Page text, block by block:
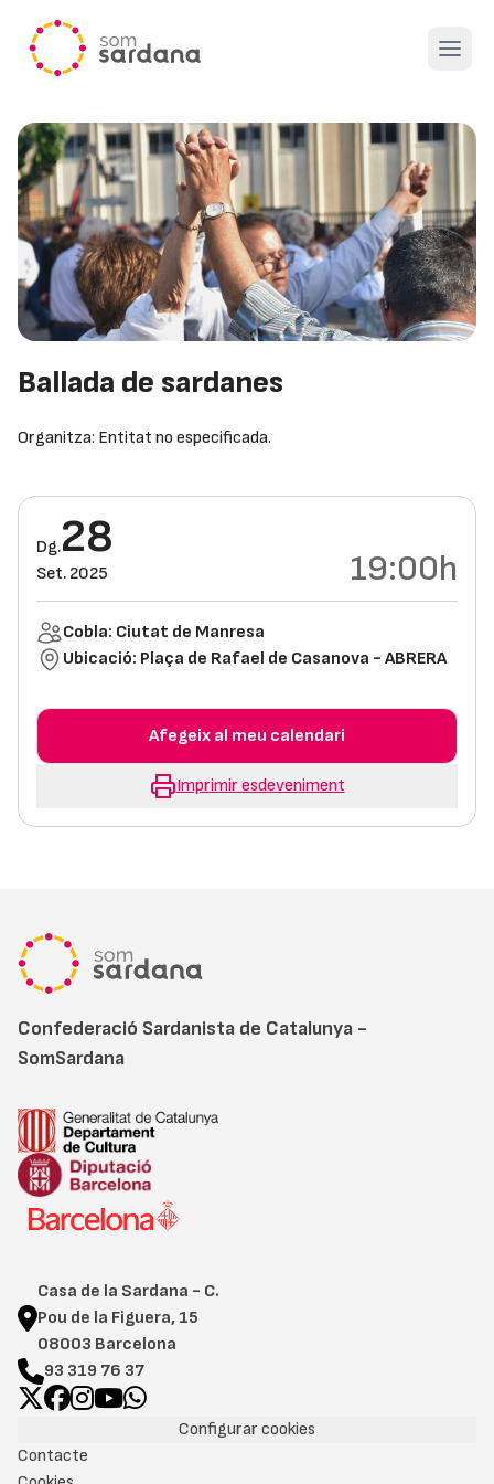
Open
Ballada de sardanes
Organitza: Entitat no especificada.
Dg.28
Set. 2025 19:00h
Cobla: Ciutat de Manresa
Ubicació: Plaça de Rafael de Casanova - ABRERA
Afegeix al meu calendari
Imprimir esdeveniment
Confederació Sardanista de Catalunya -
SomSardana
Casa de la Sardana - C.
Pou de la Figuera, 15
08003 Barcelona
93 319 76 37
Configurar cookies
Contacte